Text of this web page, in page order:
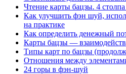
Чтение карты бацзы. 4 столпа
Как улучшить фэн шуй,
на практике
Как определить денежный
Карты бацзы —
Типы карт по бацзы
Отношения между
24 горы в фэн-шуй